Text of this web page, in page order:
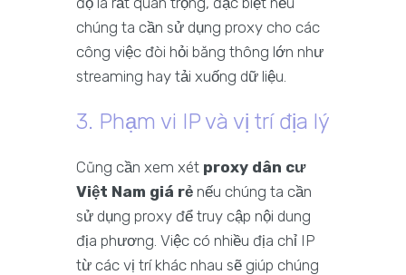
chúng ta cần sử dụng proxy cho các
công việc đòi hỏi băng thông lớn như
streaming hay tải xuống dữ liệu.
3. Phạm vi IP và vị trí địa lý
Cũng cần xem xét proxy dân cư
Việt Nam giá rẻ nếu chúng ta cần
sử dụng proxy để truy cập nội dung
địa phương. Việc có nhiều địa chỉ IP
từ các vị trí khác nhau sẽ giúp chúng